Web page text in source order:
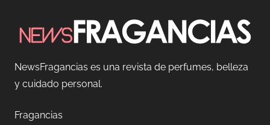
NewsFragancias es una revista de perfumes, belleza
y cuidado personal.
Fragancias